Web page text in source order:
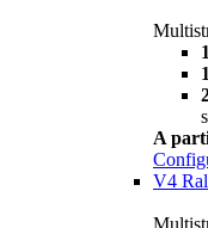
A
V4